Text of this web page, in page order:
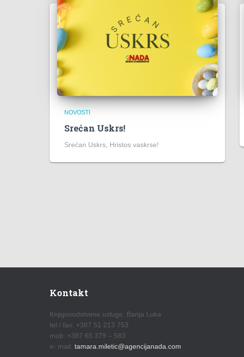
NOVOSTI
Srećan Uskrs!
Srećan Uskrs, Hristos vaskrse!
Kontakt
Knjigovodstvene usluge, Banja Luka
tel / fax: +387 51 213 753
mob: +387 65 379 – 583
e- mail: tamara.miletic@agencijanada.com